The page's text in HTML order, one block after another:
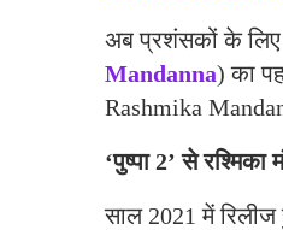
अब प्रशंसकों के लिए
Mandanna) का
Rashmika
‘पुष्पा 2’ से
साल 2021 में